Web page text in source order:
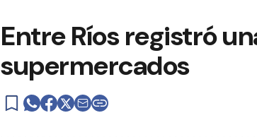
Entre Ríos registró
supermercados